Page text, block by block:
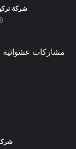
شركة تركيب
مشاركات عشوائية
شركة